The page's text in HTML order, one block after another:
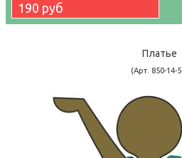
190 руб
Платье
(Арт. 850-14-